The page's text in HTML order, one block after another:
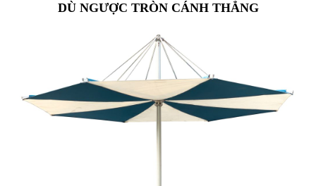
DÙ NGƯỢC TRÒN CÁNH THẲNG